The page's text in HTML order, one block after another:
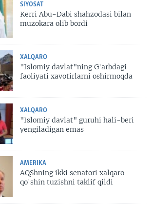
SIYOSAT
Kerri Abu-Dabi shahzodasi bilan
muzokara olib bordi
XALQARO
"Islomiy davlat"ning G'arbdagi
faoliyati xavotirlarni oshirmoqda
XALQARO
"Islomiy davlat" guruhi hali-beri
yengiladigan emas
AMERIKA
AQShning ikki senatori xalqaro
qo'shin tuzishni taklif qildi